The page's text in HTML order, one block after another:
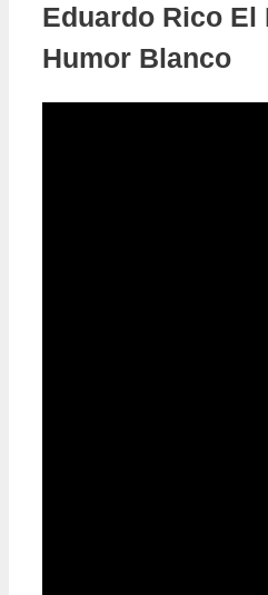
Eduardo Rico El
Humor Blanco